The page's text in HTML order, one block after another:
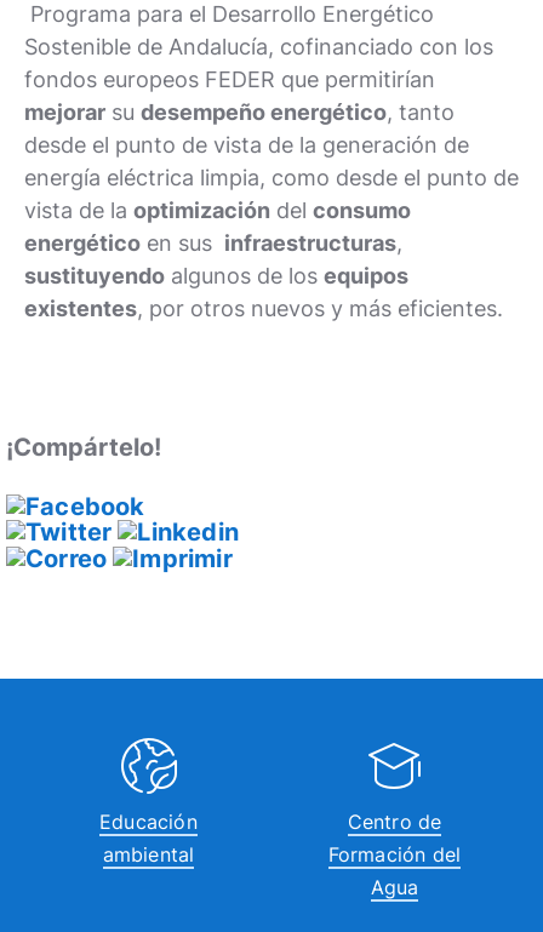
Programa para el Desarrollo Energético
Sostenible de Andalucía, cofinanciado con los
fondos europeos FEDER que permitirían
mejorar su desempeño energético, tanto
desde el punto de vista de la generación de
energía eléctrica limpia, como desde el punto de
vista de la optimización del consumo
energético en sus infraestructuras,
sustituyendo algunos de los equipos
existentes, por otros nuevos y más eficientes.
¡Compártelo!
Educación
ambiental
Centro de
Formación del
Agua